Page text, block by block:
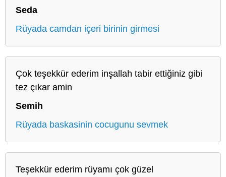
Seda
Rüyada camdan içeri birinin girmesi
Çok teşekkür ederim inşallah tabir ettiğiniz gibi
tez çıkar amin
Semih
Rüyada baskasinin cocugunu sevmek
Teşekkür ederim rüyamı çok güzel